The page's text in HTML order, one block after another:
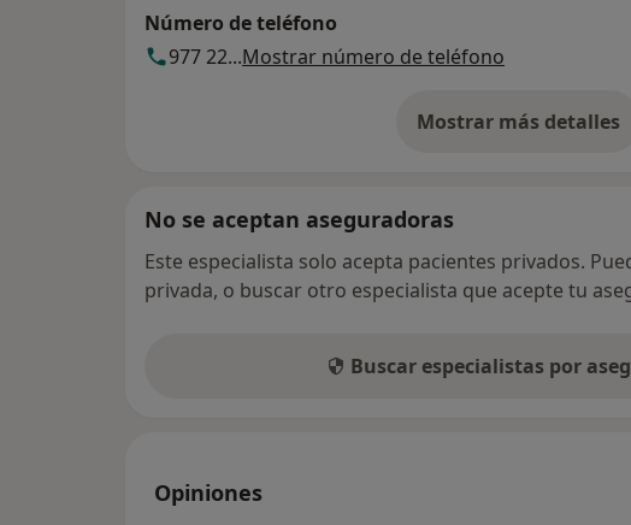
Número de teléfono
977 22...Mostrar número de teléfono
Mostrar más detalles
sobre la
No se aceptan aseguradoras
Este especialista solo acepta pacientes privados.
privada, o buscar otro especialista que acepte tu
Buscar especialistas por
Opiniones